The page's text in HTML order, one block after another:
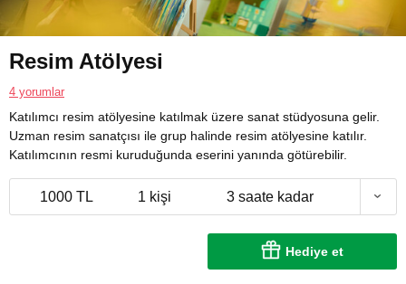
Resim Atölyesi
4 yorumlar
Katılımcı resim atölyesine katılmak üzere sanat stüdyosuna gelir.
Uzman resim sanatçısı ile grup halinde resim atölyesine katılır.
Katılımcının resmi kuruduğunda eserini yanında götürebilir.
1000 TL 1 kişi 3 saate kadar
Hediye et